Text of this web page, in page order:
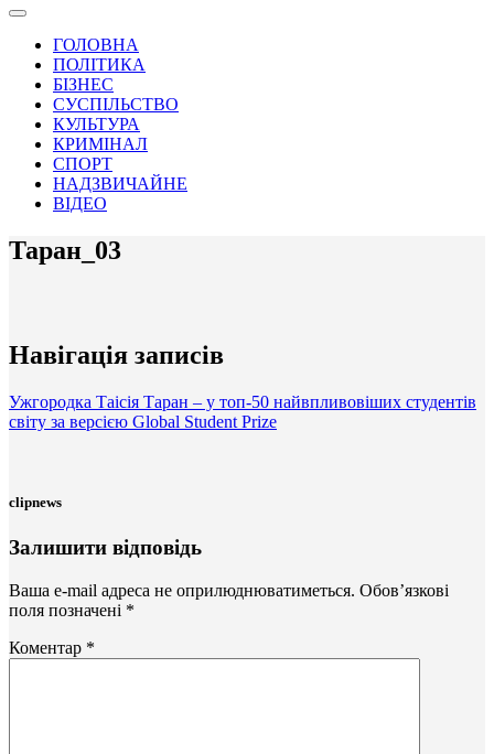
ГОЛОВНА
ПОЛІТИКА
БІЗНЕС
СУСПІЛЬСТВО
КУЛЬТУРА
КРИМІНАЛ
СПОРТ
НАДЗВИЧАЙНЕ
ВІДЕО
Таран_03
Навігація записів
Ужгородка Таісія Таран – у топ-50 найвпливовіших студентів
світу за версією Global Student Prize
clipnews
Залишити відповідь
Ваша e-mail адреса не оприлюднюватиметься. Обов’язкові
поля позначені *
Коментар *